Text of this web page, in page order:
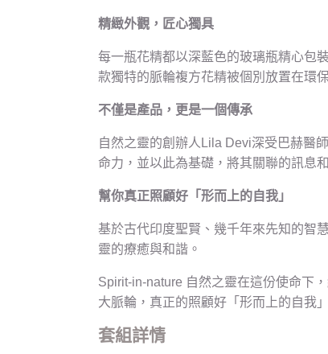
精緻外觀，匠心獨具
每一瓶花精都以深藍色的玻璃瓶精心包
款獨特的脈輪複方花精被個別放置在環
不僅是產品，更是一個傳承
自然之靈的創辦人Lila Devi深受巴赫醫
命力，並以此為基礎，將其關聯的訊息
幫你真正照顧好「形而上的自我」
基於古代印度聖賢、幾千年來先知的智
靈的療癒與和諧。
Spirit-in-nature 自然之靈在這份使命下
大脈輪，真正的照顧好「形而上的自我
套組詳情